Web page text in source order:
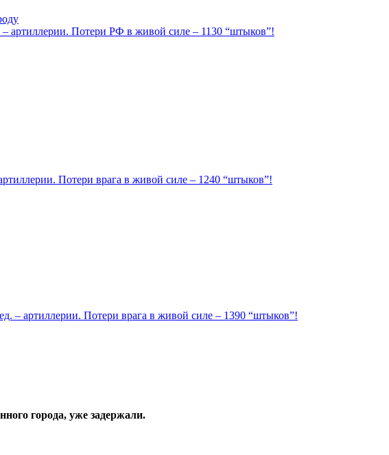
артиллерии. Потери РФ в живой силе – 1130 “штыков”!
Потери врага в живой силе – 1240 “штыков”!
– артиллерии. Потери врага в живой силе – 1390 “штыков”!
города, уже задержали.